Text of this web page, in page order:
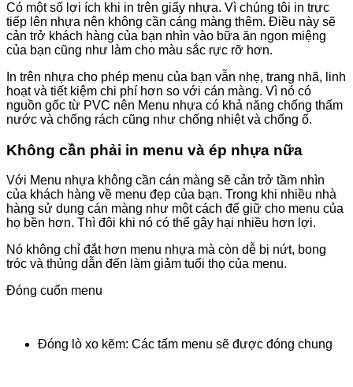
Có một số lợi ích khi in trên giấy nhựa. Vì chúng tôi in trực
tiếp lên nhựa nên không cần cáng màng thêm. Điều này sẽ
cản trở khách hàng của bạn nhìn vào bữa ăn ngon miệng
của bạn cũng như làm cho màu sắc rực rỡ hơn.
In trên nhựa cho phép menu của bạn vẫn nhẹ, trang nhã, linh
hoạt và tiết kiệm chi phí hơn so với cán màng. Vì nó có
nguồn gốc từ PVC nên Menu nhựa có khả năng chống thấm
nước và chống rách cũng như chống nhiệt và chống ố.
Không cần phải in menu và ép nhựa nữa
Với Menu nhựa không cần cán màng sẽ cản trở tầm nhìn
của khách hàng về menu đẹp của bạn. Trong khi nhiều nhà
hàng sử dụng cán màng như một cách để giữ cho menu của
họ bền hơn. Thì đôi khi nó có thể gây hại nhiều hơn lợi.
Nó không chỉ đắt hơn menu nhựa mà còn dễ bị nứt, bong
tróc và thủng dẫn đến làm giảm tuổi thọ của menu.
Đóng cuốn menu
Đóng lò xo kẽm: Các tấm menu sẽ được đóng chung